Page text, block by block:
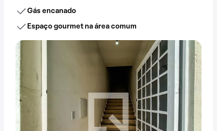
Gás encanado
Espaço gourmet na área comum